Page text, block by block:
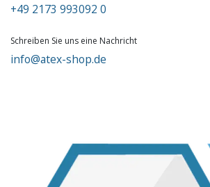
+49 2173 993092 0
Schreiben Sie uns eine Nachricht
info@atex-shop.de